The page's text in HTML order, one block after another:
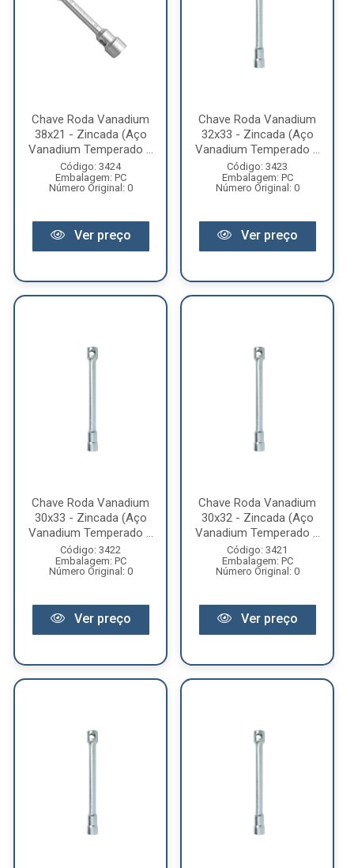
Chave Roda Vanadium
38x21 - Zincada (Aço
Vanadium Temperado ...
Código: 3424
Embalagem: PC
Número Original: 0
Ver preço
Chave Roda Vanadium
32x33 - Zincada (Aço
Vanadium Temperado ...
Código: 3423
Embalagem: PC
Número Original: 0
Ver preço
Chave Roda Vanadium
30x33 - Zincada (Aço
Vanadium Temperado ...
Código: 3422
Embalagem: PC
Número Original: 0
Ver preço
Chave Roda Vanadium
30x32 - Zincada (Aço
Vanadium Temperado ...
Código: 3421
Embalagem: PC
Número Original: 0
Ver preço